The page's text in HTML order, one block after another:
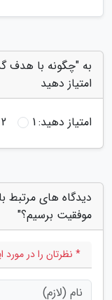
به "چگونه با هدف
امتیاز دهید
امتیاز دهید:1
2
دیدگاه های مرتبط
موفقیت برسیم؟"
* نظرتان را در مورد